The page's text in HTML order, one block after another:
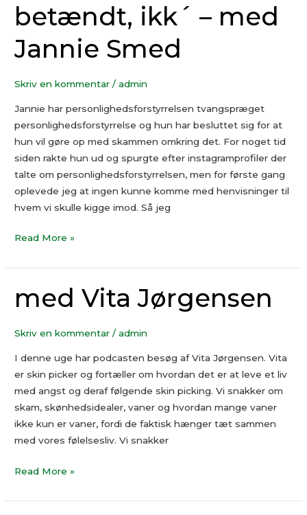
betændt, ikk´ – med
Jannie Smed
Skriv en kommentar /admin
Jannie har personlighedsforstyrrelsen tvangspræget
personlighedsforstyrrelse og hun har besluttet sig for at
hun vil gøre op med skammen omkring det. For noget tid
siden rakte hun ud og spurgte efter instagramprofiler der
talte om personlighedsforstyrrelsen, men for første gang
oplevede jeg at ingen kunne komme med henvisninger til
hvem vi skulle kigge imod. Så jeg
enormt
betændt,
ikk
´
Jannie
Smed
Read More »
med Vita Jørgensen
Skriv en kommentar /admin
I denne uge har podcasten besøg af Vita Jørgensen. Vita
er skin picker og fortæller om hvordan det er at leve et liv
med angst og deraf følgende skin picking. Vi snakker om
skam, skønhedsidealer, vaner og hvordan mange vaner
ikke kun er vaner, fordi de faktisk hænger tæt sammen
med vores følelsesliv. Vi snakker
Vita
Read More »